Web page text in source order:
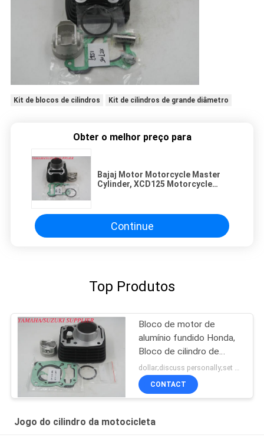
Kit de blocos de cilindros Kit de cilindros de grande diâmetro
Obter o melhor preço para
Bajaj Motor Motorcycle Master
Cylinder, XCD125 Motorcycle
Continue
Top Produtos
Bloco de motor de
alumínio fundido Honda,
Bloco de cilindro de
motocicleta
personalizado
dollar;discuss personally;set MOQ:Negociação
CONTACT
Jogo do cilindro da motocicleta